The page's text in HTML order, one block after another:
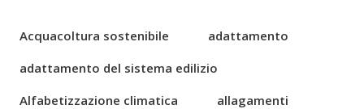
Acquacoltura sostenibile
adattamento
adattamento del sistema edilizio
Alfabetizzazione climatica
allagamenti